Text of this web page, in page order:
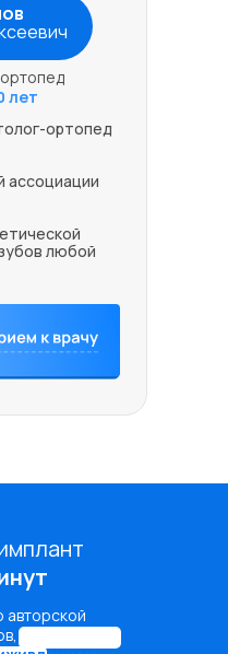
лет
ортопед
ассоциации
любой
авторской
разрезов и с